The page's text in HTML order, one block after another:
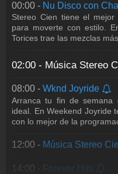
00:00 - Nu Disco con
Stereo Cien tiene el
para moverte con estilo.
Torices trae las mezclas
02:00 - Música Stereo
08:00 - Wknd Joyride
Arranca tu fin de
ideal. En Weekend Joyride
con lo mejor de la
12:00 - Música Stereo
14:00 - Forever Hits